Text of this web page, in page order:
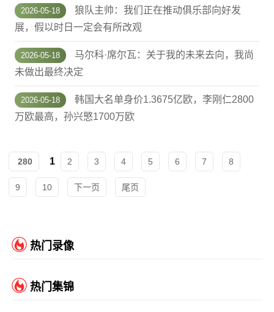
2026-05-18
狼队主帅：我们正在推动俱乐部向好发
展，假以时日一定会有所改观
2026-05-18
马尔科·席尔瓦：关于我的未来去向，我尚
未做出最终决定
2026-05-18
韩国大名单身价1.3675亿欧，李刚仁2800
万欧最高，孙兴慜1700万欧
280 1 2 3 4 5 6 7 8
9 10 下一页 尾页
热门录像
热门集锦